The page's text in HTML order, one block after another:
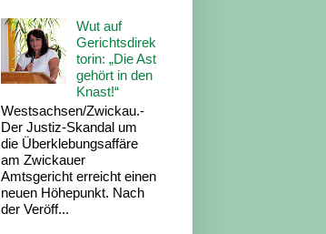
Wut auf
Gerichtsdirek
torin: „Die Ast
gehört in den
Knast!“
Westsachsen/Zwickau.-
Der Justiz-Skandal um
die Überklebungsaffäre
am Zwickauer
Amtsgericht erreicht einen
neuen Höhepunkt. Nach
der Veröff...